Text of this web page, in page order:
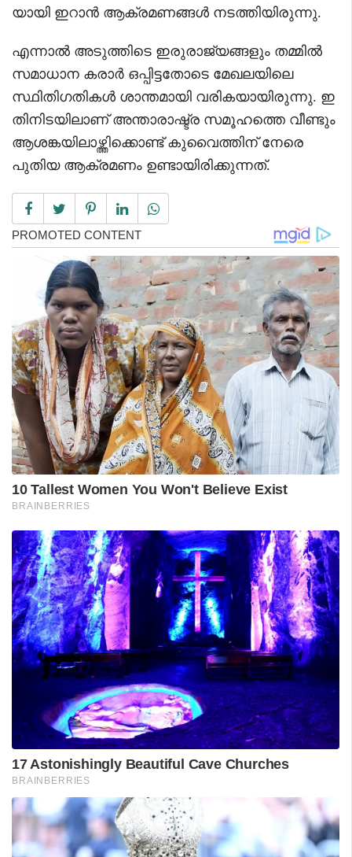
യായി ഇറാൻ ആക്രമണങ്ങൾ നടത്തിയിരുന്നു.
എന്നാൽ അടുത്തിടെ ഇരുരാജ്യങ്ങളും തമ്മിൽ
സമാധാന കരാർ ഒപ്പിട്ടതോടെ മേഖലയിലെ
സ്ഥിതിഗതികൾ ശാന്തമായി വരികയായിരുന്നു. ഇ
തിനിടയിലാണ് അന്താരാഷ്ട്ര സമൂഹത്തെ വീണ്ടും
ആശങ്കയിലാഴ്ത്തിക്കൊണ്ട് കുവൈത്തിന് നേരെ
പുതിയ ആക്രമണം ഉണ്ടായിരിക്കുന്നത്.